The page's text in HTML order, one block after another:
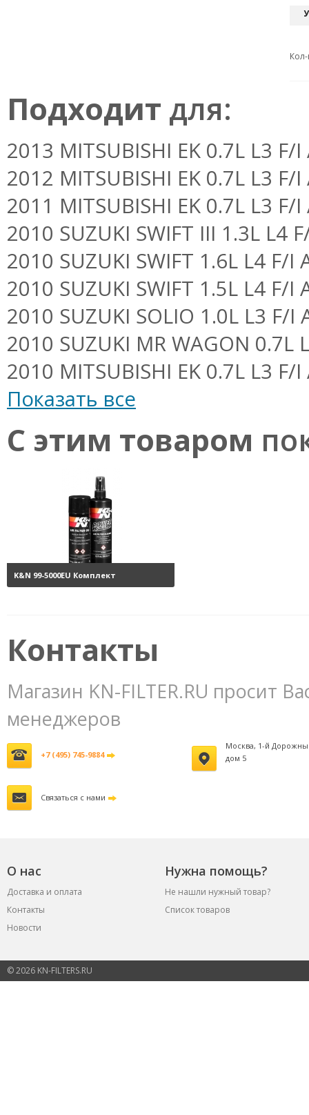
Подходит для:
2013 MITSUBISHI EK 0.7L L3 F/I
2012 MITSUBISHI EK 0.7L L3 F/I
2011 MITSUBISHI EK 0.7L L3 F/I
2010 SUZUKI SWIFT III 1.3L L4
2010 SUZUKI SWIFT 1.6L L4 F/I
2010 SUZUKI SWIFT 1.5L L4 F/I
2010 SUZUKI SOLIO 1.0L L3 F/I
2010 SUZUKI MR WAGON 0.7L
2010 MITSUBISHI EK 0.7L L3 F/I
Показать все
С этим товаром
K&N 99-5000EU Комплект
Контакты
Магазин KN-FILTER.RU просит
менеджеров
+7 (495) 745-9884
Москва, 1-й
дом 5
Связаться с нами
О нас Нужна помощь?
Доставка и оплата
Не нашли нужный товар?
Контакты
Список товаров
Новости
© 2026 KN-FILTERS.RU